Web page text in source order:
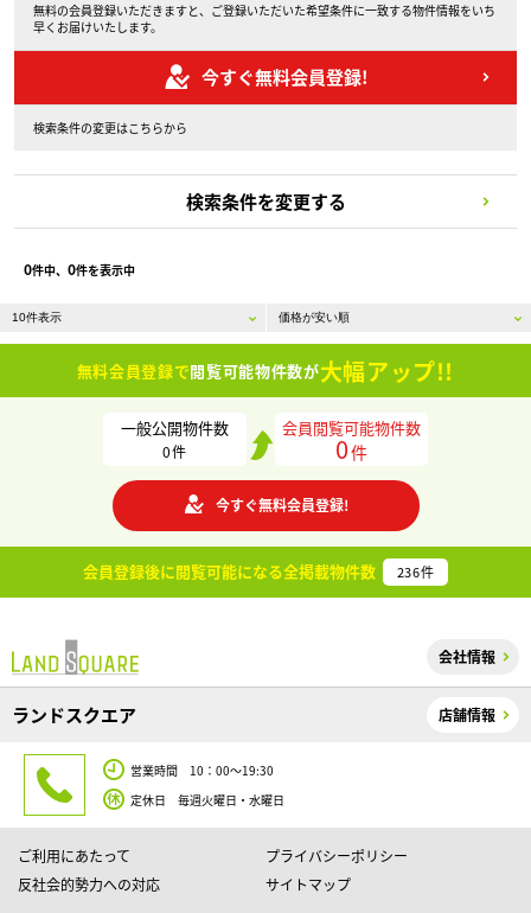
無料の会員登録いただきますと、ご登録いただいた希望条件に一致する物件情報をいち
早くお届けいたします。
今すぐ無料会員登録!
検索条件の変更はこちらから
検索条件を変更する
0件中、 0件を表示中
無料会員登録で閲覧可能物件数が大幅アップ!!
一般公開物件数
0件
会員閲覧可能物件数
0件
今すぐ無料会員登録!
会員登録後に閲覧可能になる全掲載物件数 236件
会社情報
ランドスクエア 店舗情報
営業時間 10：00～19:30
定休日 毎週火曜日・水曜日
ご利用にあたって
プライバシーポリシー
反社会的勢力への対応
サイトマップ